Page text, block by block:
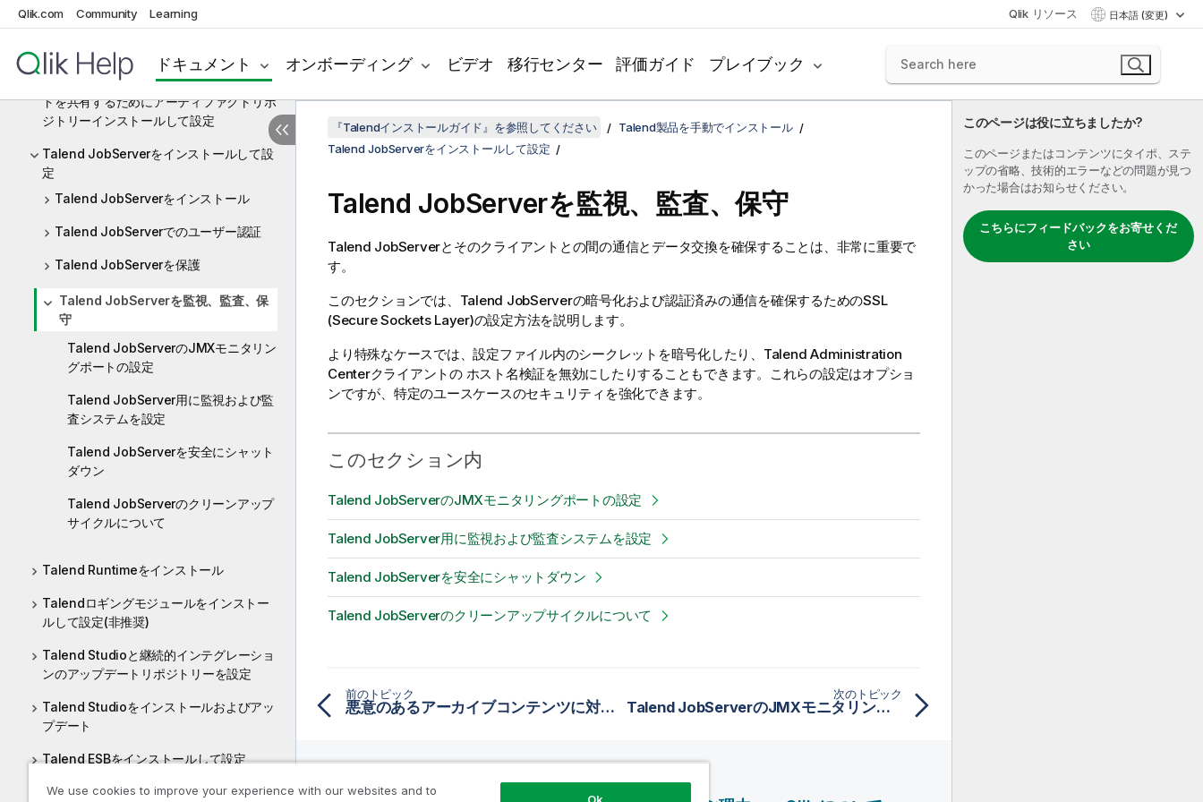
Qlik.com Community Learning Qlik リソース 日本語 (変更)
ドキュメント オンボーディング ビデオ 移行センター 評価ガイド プレイブック
Talend Identity and Access
Managementをインストールして設定
外部モジュールとソフトウェアアップデー
トを共有するためにアーティファクトリポ
ジトリーインストールして設定
Talend JobServerをインストールして設
定
Talend JobServerをインストール
Talend JobServerでのユーザー認証
Talend JobServerを保護
Talend JobServerを監視、監査、保
守
Talend JobServerのJMXモニタリン
グポートの設定
Talend JobServer用に監視および監
査システムを設定
Talend JobServerを安全にシャット
ダウン
Talend JobServerのクリーンアップ
サイクルについて
Talend Runtimeをインストール
Talendロギングモジュールをインストー
ルして設定(非推奨)
Talend Studioと継続的インテグレーショ
ンのアップデートリポジトリーを設定
Talend Studioをインストールおよびアッ
プデート
Talend ESBをインストールして設定
Talend SAP RFC Serverをインストール
このページは役に立ちましたか?
このページまたはコンテンツにタイポ、ステ
ップの省略、技術的エラーなどの問題が見つ
かった場合はお知らせください。
こちらにフィードバックをお寄せくだ
さい
『Talendインストールガイド』を参照してください
Talend製品を手動でインストール
Talend JobServerをインストールして設定
Talend JobServerを監視、監査、保守
Talend JobServerとそのクライアントとの間の通信とデータ交換を確保することは、非常に重要で
す。
このセクションでは、 Talend JobServerの暗号化および認証済みの通信を確保するためのSSL
(Secure Sockets Layer)の設定方法を説明します。
より特殊なケースでは、設定ファイル内のシークレットを暗号化したり、 Talend Administration
Centerクライアントの ホスト名検証を無効にしたりすることもできます。これらの設定はオプショ
ンですが、特定のユースケースのセキュリティを強化できます。
このセクション内
Talend JobServerのJMXモニタリングポートの設定
Talend JobServer用に監視および監査システムを設定
Talend JobServerを安全にシャットダウン
Talend JobServerのクリーンアップサイクルについて
前のトピック
悪意のあるアーカイブコンテンツに対するセキュリティを改善
次のトピック
Talend JobServerのJMXモニタリングポートの設定
We use cookies to improve your experience with our websites and to